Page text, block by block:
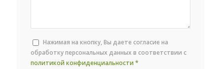
Нажимая на кнопку, Вы даете согласие на
обработку персональных данных в соответствии с
политикой конфиденциальности *